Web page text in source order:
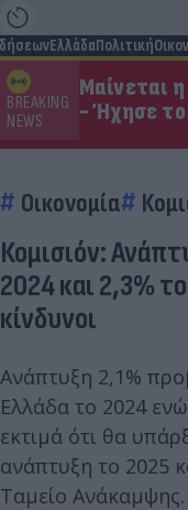
ΕλλάδαΠολιτική
BREAKING
NEWS
Μαίνεται
- Ήχησε το
Οικονομία
Κομισιόν:
2024 και 2,3%
κίνδυνοι
Ανάπτυξη 2,1%
Ελλάδα το 2024
εκτιμά ότι θα
ανάπτυξη το 2025
Ταμείο Ανάκαμψης.